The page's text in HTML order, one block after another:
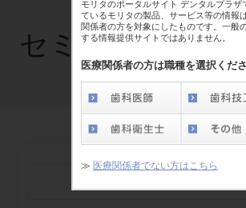
モリタのポータルサイト デンタルプラザ
ているモリタの製品、サービス等の情報
関係者の方を対象にしたものです。一般
する情報提供サイトではありません。
医療関係者の方は職種を選択くださ
≫ 医療関係者でない方はこちら
セミナー・イベ
友の会について
ご開業について
MORITA With
製品情報トップ
製品カテゴリ